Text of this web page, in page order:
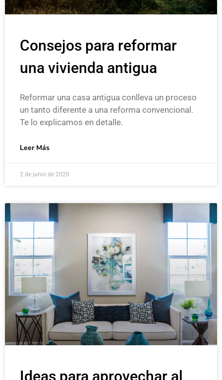
Consejos para reformar
una vivienda antigua
Reformar una casa antigua conlleva un proceso
un tanto diferente a una reforma convencional.
Te lo explicamos en detalle.
Leer Más
2 de junio de 2020
Ideas para aprovechar al